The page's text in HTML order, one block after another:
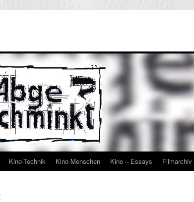
Kino-Technik Kino-Menschen Kino – Essays Filmarchiv